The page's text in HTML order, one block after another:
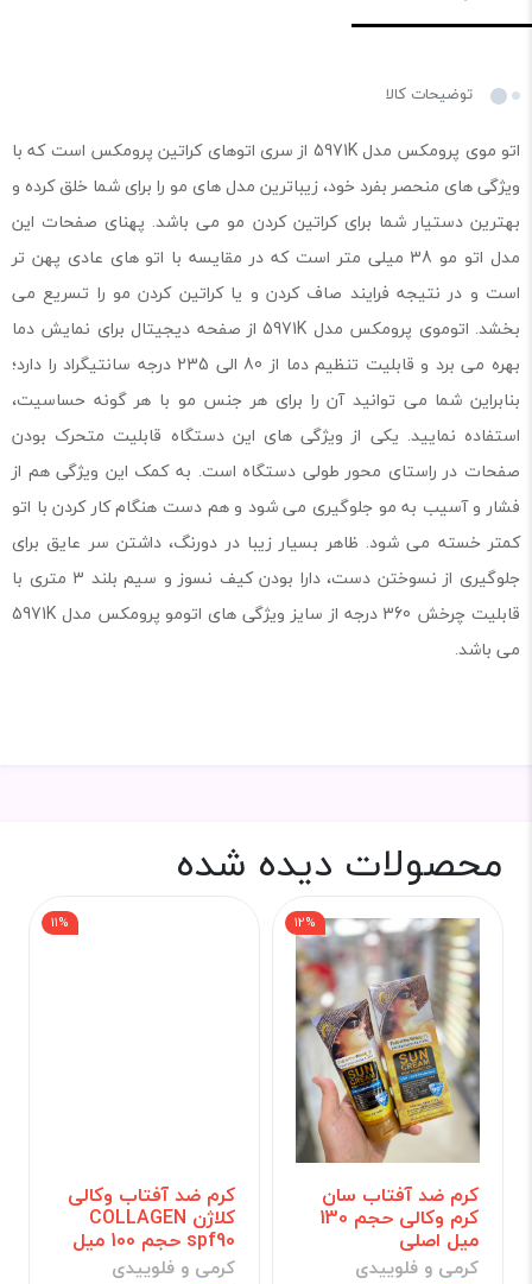
توضیحات کالا
اتو موی پرومکس مدل 5971K از سری اتوهای کراتین پرومکس است که با
ویژگی های منحصر بفرد خود، زیباترین مدل های مو را برای شما خلق کرده و
بهترین دستیار شما برای کراتین کردن مو می باشد. پهنای صفحات این
مدل اتو مو 38 میلی متر است که در مقایسه با اتو های عادی پهن تر
است و در نتیجه فرایند صاف کردن و یا کراتین کردن مو را تسریع می
بخشد. اتوموی پرومکس مدل 5971K از صفحه دیجیتال برای نمایش دما
بهره می برد و قابلیت تنظیم دما از 80 الی 235 درجه سانتیگراد را دارد؛
بنابراین شما می توانید آن را برای هر جنس مو با هر گونه حساسیت،
استفاده نمایید. یکی از ویژگی های این دستگاه قابلیت متحرک بودن
صفحات در راستای محور طولی دستگاه است. به کمک این ویژگی هم از
فشار و آسیب به مو جلوگیری می شود و هم دست هنگام کار کردن با اتو
کمتر خسته می شود. ظاهر بسیار زیبا در دورنگ، داشتن سر عایق برای
جلوگیری از نسوختن دست، دارا بودن کیف نسوز و سیم بلند 3 متری با
قابلیت چرخش 360 درجه از سایز ویژگی های اتومو پرومکس مدل 5971K
می باشد.
محصولات دیده شده
کرم ضد آفتاب سان
کرم وکالی حجم 130
میل اصلی
کرمی و فلوییدی
12%
کرم ضد آفتاب وکالی
کلاژن COLLAGEN
spf90 حجم 100 میل
کرمی و فلوییدی
11%